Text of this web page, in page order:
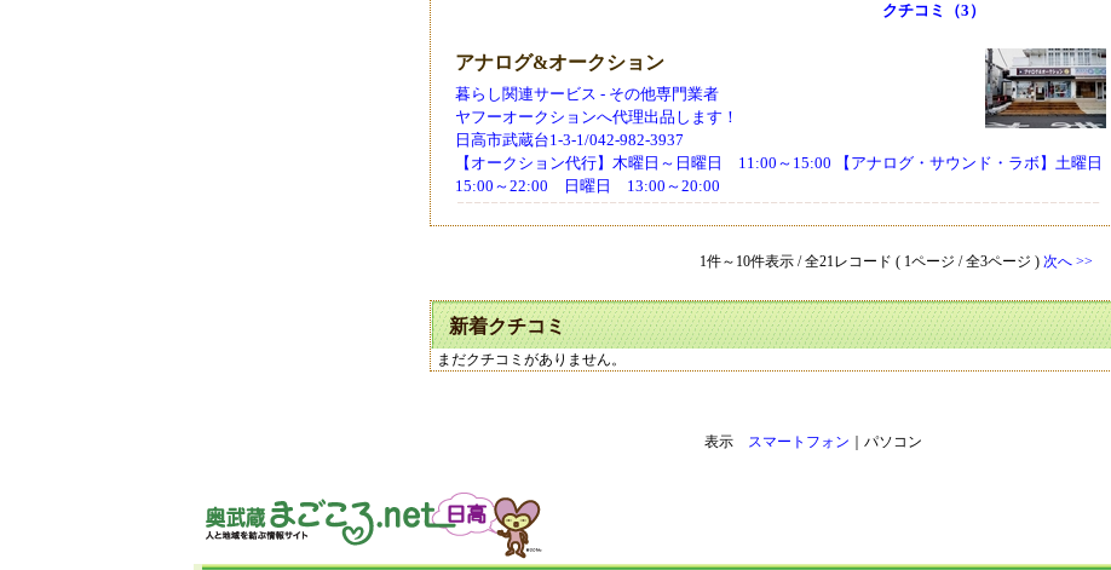
クチコミ（3）
アナログ&オークション
暮らし関連サービス - その他専門業者
ヤフーオークションへ代理出品します！
日高市武蔵台1-3-1/042-982-3937
【オークション代行】木曜日～日曜日 11:00～15:00 【アナログ・サウンド・ラボ】土曜日
15:00～22:00 日曜日 13:00～20:00
1件～10件表示 / 全21レコード ( 1ページ / 全3ページ ) 次へ >>
新着クチコミ
まだクチコミがありません。
表示 スマートフォン ｜パソコン